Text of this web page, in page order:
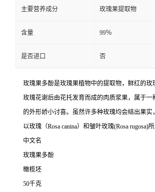
主要营养成分 玫瑰果提取物
含量 99％
是否进口 否
玫瑰果多酚是玫瑰果植物中的提取物，鲜红的玫
玫瑰花谢后由花托发育而成的肉质浆果，属于一
的外形娇小讨喜。虽然许多种玫瑰均会结出果
以玫瑰（Rosa canina）和皱叶玫瑰(Rosa rugosa)所
中文名
玫瑰果多酚
橄榄坯
50千克